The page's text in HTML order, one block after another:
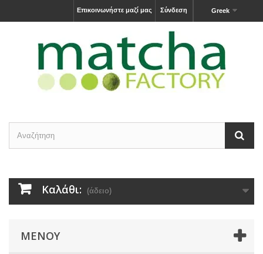
Greek
Σύνδεση
Επικοινωνήστε μαζί μας
Καλάθι: (άδειο)
ΜΕΝΟΎ